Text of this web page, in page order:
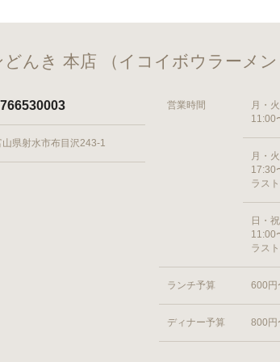
んき 本店 （イコイボウラーメン
山県射水市布目沢243-1
営業時間
月・
11:00
月・
17:30
ラス
日・
11:00
ラス
ランチ予算 600円
ディナー予算 800円